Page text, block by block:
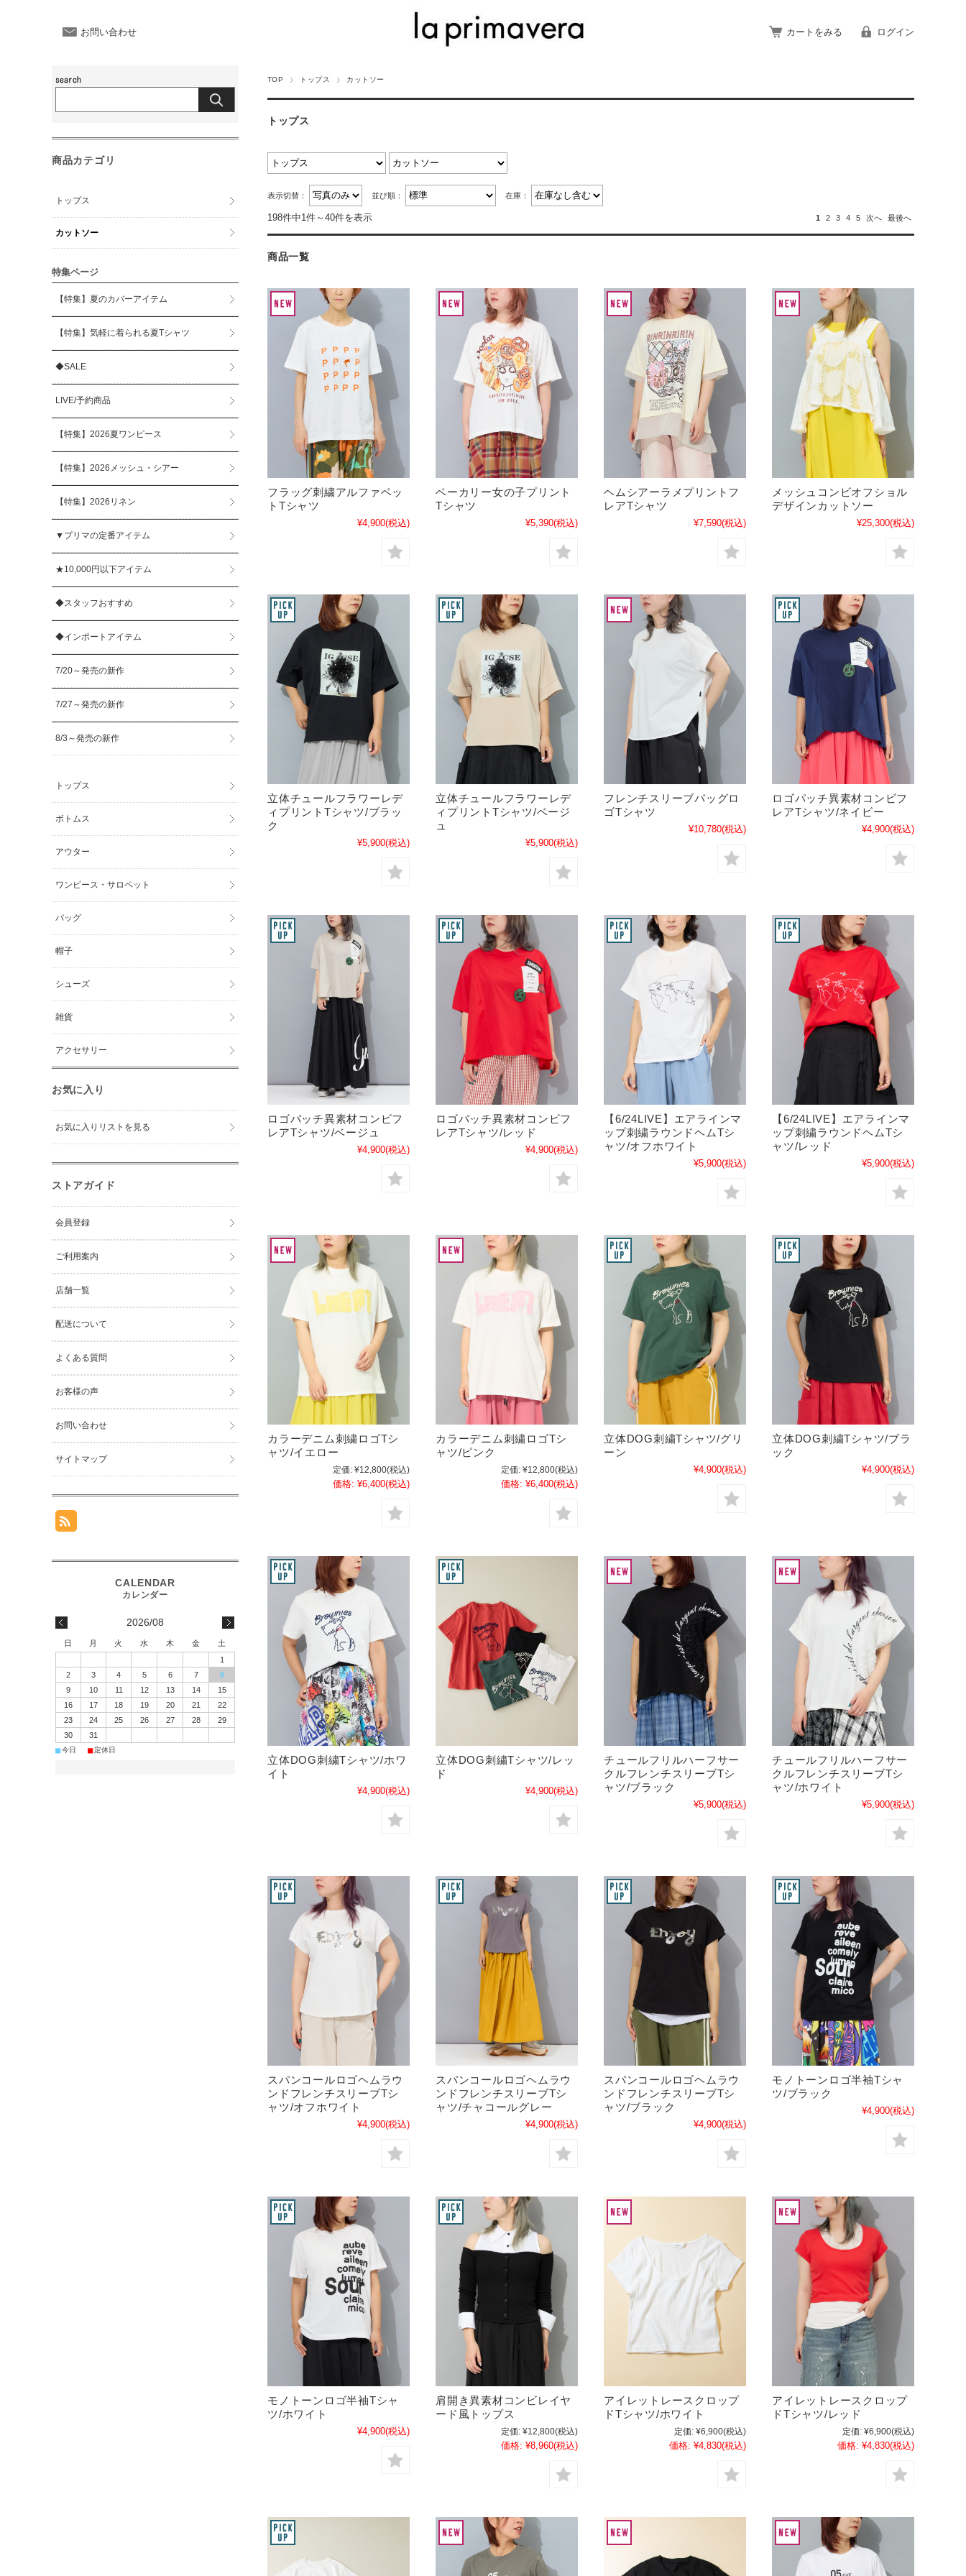
お問い合わせ カートをみる ログイン
TOP トップス カットソー
トップス
表示切替： 並び順： 在庫：
198件中1件～40件を表示 1 2 3 4 5 次へ 最後へ
商品一覧
フラッグ刺繍アルファベッ
トTシャツ
¥4,900(税込)
ベーカリー女の子プリント
Tシャツ
¥5,390(税込)
ヘムシアーラメプリントフ
レアTシャツ
¥7,590(税込)
メッシュコンビオフショル
デザインカットソー
¥25,300(税込)
立体チュールフラワーレデ
ィプリントTシャツ/ブラッ
ク
¥5,900(税込)
立体チュールフラワーレデ
ィプリントTシャツ/ベージ
ュ
¥5,900(税込)
フレンチスリーブバッグロ
ゴTシャツ
¥10,780(税込)
ロゴパッチ異素材コンビフ
レアTシャツ/ネイビー
¥4,900(税込)
ロゴパッチ異素材コンビフ
レアTシャツ/ベージュ
¥4,900(税込)
ロゴパッチ異素材コンビフ
レアTシャツ/レッド
¥4,900(税込)
【6/24LIVE】エアラインマ
ップ刺繍ラウンドヘムTシ
ャツ/オフホワイト
¥5,900(税込)
【6/24LIVE】エアラインマ
ップ刺繍ラウンドヘムTシ
ャツ/レッド
¥5,900(税込)
カラーデニム刺繍ロゴTシ
ャツ/イエロー
定価: ¥12,800(税込)
価格: ¥6,400(税込)
カラーデニム刺繍ロゴTシ
ャツ/ピンク
定価: ¥12,800(税込)
価格: ¥6,400(税込)
立体DOG刺繍Tシャツ/グリ
ーン
¥4,900(税込)
立体DOG刺繍Tシャツ/ブラ
ック
¥4,900(税込)
立体DOG刺繍Tシャツ/ホワ
イト
¥4,900(税込)
立体DOG刺繍Tシャツ/レッ
ド
¥4,900(税込)
チュールフリルハーフサー
クルフレンチスリーブTシ
ャツ/ブラック
¥5,900(税込)
チュールフリルハーフサー
クルフレンチスリーブTシ
ャツ/ホワイト
¥5,900(税込)
スパンコールロゴヘムラウ
ンドフレンチスリーブTシ
ャツ/オフホワイト
¥4,900(税込)
スパンコールロゴヘムラウ
ンドフレンチスリーブTシ
ャツ/チャコールグレー
¥4,900(税込)
スパンコールロゴヘムラウ
ンドフレンチスリーブTシ
ャツ/ブラック
¥4,900(税込)
モノトーンロゴ半袖Tシャ
ツ/ブラック
¥4,900(税込)
モノトーンロゴ半袖Tシャ
ツ/ホワイト
¥4,900(税込)
肩開き異素材コンビレイヤ
ード風トップス
定価: ¥12,800(税込)
価格: ¥8,960(税込)
アイレットレースクロップ
ドTシャツ/ホワイト
定価: ¥6,900(税込)
価格: ¥4,830(税込)
アイレットレースクロップ
ドTシャツ/レッド
定価: ¥6,900(税込)
価格: ¥4,830(税込)
商品カテゴリ
トップス
カットソー
特集ページ
【特集】夏のカバーアイテム
【特集】気軽に着られる夏Tシャツ
◆SALE
LIVE/予約商品
【特集】2026夏ワンピース
【特集】2026メッシュ・シアー
【特集】2026リネン
▼プリマの定番アイテム
★10,000円以下アイテム
◆スタッフおすすめ
◆インポートアイテム
7/20～発売の新作
7/27～発売の新作
8/3～発売の新作
トップス
ボトムス
アウター
ワンピース・サロペット
バッグ
帽子
シューズ
雑貨
アクセサリー
お気に入り
お気に入りリストを見る
ストアガイド
会員登録
ご利用案内
店舗一覧
配送について
よくある質問
お客様の声
お問い合わせ
サイトマップ
2026/08
日 月 火 水 木 金
土
1
2
3 4 5 6 7
8
9
10 11 12 13 14
15
16
17 18 19 20 21
22
23
24 25 26 27 28
29
30
31
■今日 ■定休日